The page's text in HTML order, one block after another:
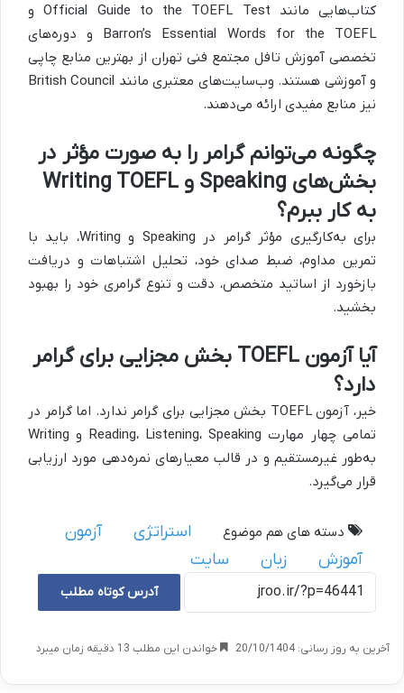
کتاب‌هایی مانند Official Guide to the TOEFL Test و
Barron’s Essential Words for the TOEFL و دوره‌های
تخصصی آموزش تافل مجتمع فنی تهران از بهترین منابع چاپی
و آموزشی هستند. وب‌سایت‌های معتبری مانند British Council
نیز منابع مفیدی ارائه می‌دهند.
چگونه می‌توانم گرامر را به صورت مؤثر در
بخش‌های Speaking و Writing TOEFL
به کار ببرم؟
برای به‌کارگیری مؤثر گرامر در Speaking و Writing، باید با
تمرین مداوم، ضبط صدای خود، تحلیل اشتباهات و دریافت
بازخورد از اساتید متخصص، دقت و تنوع گرامری خود را بهبود
بخشید.
آیا آزمون TOEFL بخش مجزایی برای گرامر
دارد؟
خیر، آزمون TOEFL بخش مجزایی برای گرامر ندارد. اما گرامر در
تمامی چهار مهارت Reading، Listening، Speaking و Writing
به‌طور غیرمستقیم و در قالب معیارهای نمره‌دهی مورد ارزیابی
قرار می‌گیرد.
دسته های هم موضوع استراتژی
آزمون
آموزش
زبان سایت
آدرس کوتاه مطلب
آخرین به روز رسانی: 20/10/1404 خواندن این مطلب 13 دقیقه زمان میبرد